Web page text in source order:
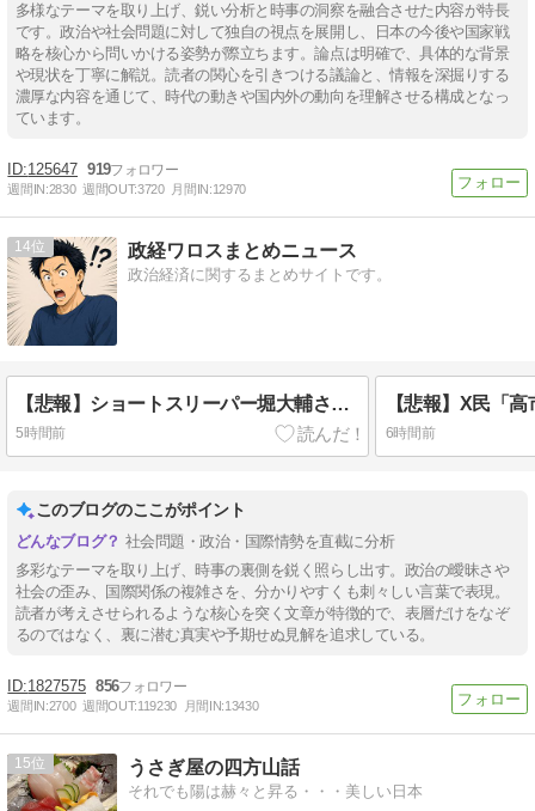
多様なテーマを取り上げ、鋭い分析と時事の洞察を融合させた内容が特長
です。政治や社会問題に対して独自の視点を展開し、日本の今後や国家戦
略を核心から問いかける姿勢が際立ちます。論点は明確で、具体的な背景
や現状を丁寧に解説。読者の関心を引きつける議論と、情報を深掘りする
濃厚な内容を通じて、時代の動きや国内外の動向を理解させる構成となっ
ています。
125647 919
週間IN:2830 週間OUT:3720 月間IN:12970
14 政経ワロスまとめニュース
政治経済に関するまとめサイトです。
【悲報】ショートスリーパー堀大輔さん、リスナーから「寝たほうがいい！」と言われてガチギレし炎上 → 高須幹也医師の医学的アドバイスに激昂 ｗｗｗｗｗｗｗｗｗ
5時間前 6時間前
このブログのここがポイント
社会問題・政治・国際情勢を直截に分析
多彩なテーマを取り上げ、時事の裏側を鋭く照らし出す。政治の曖昧さや
社会の歪み、国際関係の複雑さを、分かりやすくも刺々しい言葉で表現。
読者が考えさせられるような核心を突く文章が特徴的で、表層だけをなぞ
るのではなく、裏に潜む真実や予期せぬ見解を追求している。
1827575 856
週間IN:2700 週間OUT:119230 月間IN:13430
15 うさぎ屋の四方山話
それでも陽は赫々と昇る・・・美しい日本